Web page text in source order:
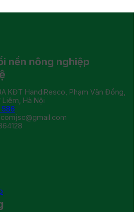
nền nông nghiệp
KĐT HandiResco, Phạm Văn Đồng,
Hà Nội
586